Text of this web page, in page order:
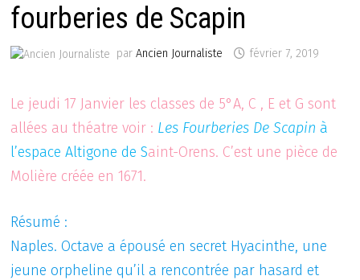
fourberies de Scapin
parAncien Journaliste février 7, 2019
Le jeudi 17 Janvier les classes de 5°A, C , E et G sont
allées au théatre voir : Les Fourberies De Scapin à
l’espace Altigone de Saint-Orens. C’est une pièce de
Molière créée en 1671.
Résumé :
Naples. Octave a épousé en secret Hyacinthe, une
jeune orpheline qu’il a rencontrée par hasard et